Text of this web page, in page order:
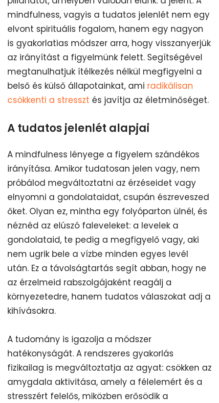
mindfulness, vagyis a tudatos jelenlét nem egy
elvont spirituális fogalom, hanem egy nagyon
is gyakorlatias módszer arra, hogy visszanyerjük
az irányítást a figyelmünk felett. Segítségével
megtanulhatjuk ítélkezés nélkül megfigyelni a
belső és külső állapotainkat, ami radikálisan
csökkenti a stresszt és javítja az életminőséget.
A tudatos jelenlét alapjai
A mindfulness lényege a figyelem szándékos
irányítása. Amikor tudatosan jelen vagy, nem
próbálod megváltoztatni az érzéseidet vagy
elnyomni a gondolataidat, csupán észreveszed
őket. Olyan ez, mintha egy folyóparton ülnél, és
néznéd az elúszó faleveleket: a levelek a
gondolataid, te pedig a megfigyelő vagy, aki
nem ugrik bele a vízbe minden egyes levél
után. Ez a távolságtartás segít abban, hogy ne
az érzelmeid rabszolgájaként reagálj a
környezetedre, hanem tudatos válaszokat adj a
kihívásokra.
A tudomány is igazolja a módszer
hatékonyságát. A rendszeres gyakorlás
fizikailag is megváltoztatja az agyat: csökken az
amygdala aktivitása, amely a félelemért és a
stresszért felelős, miközben erősödik a